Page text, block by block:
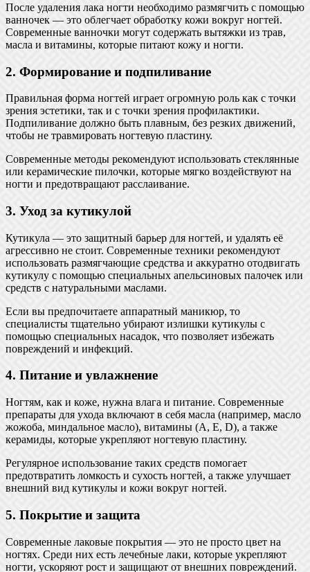
После удаления лака ногти необходимо размягчить с помощью
ванночек — это облегчает обработку кожи вокруг ногтей.
Современные ванночки могут содержать вытяжки из трав,
масла и витамины, которые питают кожу и ногти.
2. Формирование и подпиливание
Правильная форма ногтей играет огромную роль как с точки
зрения эстетики, так и с точки зрения профилактики.
Подпиливание должно быть плавным, без резких движений,
чтобы не травмировать ногтевую пластину.
Современные методы рекомендуют использовать стеклянные
или керамические пилочки, которые мягко воздействуют на
ногти и предотвращают расслаивание.
3. Уход за кутикулой
Кутикула — это защитный барьер для ногтей, и удалять её
агрессивно не стоит. Современные техники рекомендуют
использовать размягчающие средства и аккуратно отодвигать
кутикулу с помощью специальных апельсиновых палочек или
средств с натуральными маслами.
Если вы предпочитаете аппаратный маникюр, то
специалисты тщательно убирают излишки кутикулы с
помощью специальных насадок, что позволяет избежать
повреждений и инфекций.
4. Питание и увлажнение
Ногтям, как и коже, нужна влага и питание. Современные
препараты для ухода включают в себя масла (например, масло
жожоба, миндальное масло), витамины (А, Е, D), а также
керамиды, которые укрепляют ногтевую пластину.
Регулярное использование таких средств помогает
предотвратить ломкость и сухость ногтей, а также улучшает
внешний вид кутикулы и кожи вокруг ногтей.
5. Покрытие и защита
Современные лаковые покрытия — это не просто цвет на
ногтях. Среди них есть лечебные лаки, которые укрепляют
ногти, ускоряют рост и защищают от внешних повреждений.